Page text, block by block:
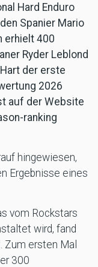
Hard Enduro
Spanier Mario
erhielt 400
Ryder Leblond
der erste
2026
auf der Website
ranking
hingewiesen,
Ergebnisse eines
vom Rockstars
wird, fand
ersten Mal
300